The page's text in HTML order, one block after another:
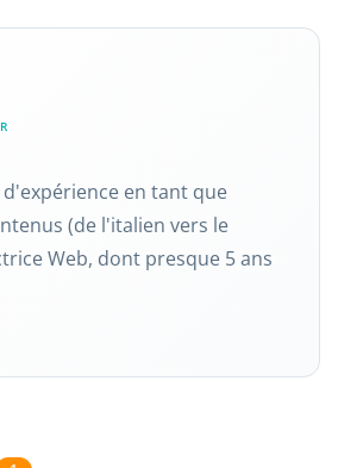
d'expérience en tant que
(de l'italien vers le
Web, dont presque 5 ans